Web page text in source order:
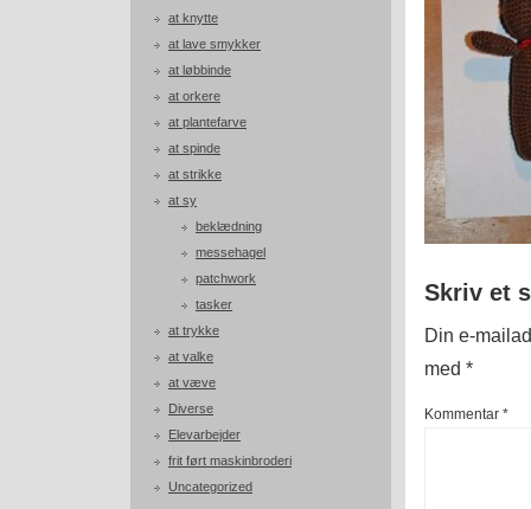
at knytte
at lave smykker
at løbbinde
at orkere
at plantefarve
at spinde
at strikke
at sy
beklædning
messehagel
patchwork
tasker
at trykke
at valke
at væve
Diverse
Elevarbejder
frit ført maskinbroderi
Uncategorized
Skriv et
Din e-
med *
Kommentar *